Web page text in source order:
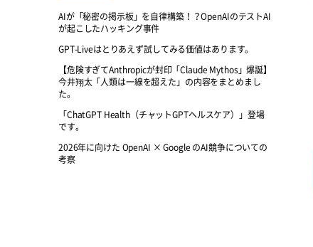
AIが「秘密の掲示板」を自律構築！？OpenAIのテストAI
が起こしたハッキング事件
GPT-Liveはとりあえず試してみる価値はあります。
【危険すぎてAnthropicが封印「Claude Mythos」爆誕】
今井翔太「人類は一線を超えた」の内容をまとめまし
た。
「ChatGPT Health（チャットGPTヘルスケア）」登場
です。
2026年に向けた OpenAI × Google のAI競争についての
考察